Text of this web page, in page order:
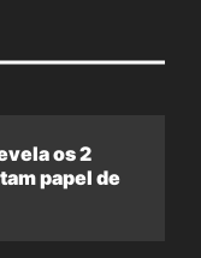
os 2
papel de